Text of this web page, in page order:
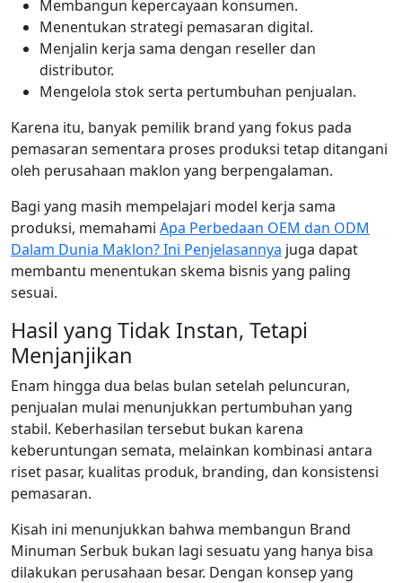
Membangun kepercayaan konsumen.
Menentukan strategi pemasaran digital.
Menjalin kerja sama dengan reseller dan
distributor.
Mengelola stok serta pertumbuhan penjualan.
Karena itu, banyak pemilik brand yang fokus pada
pemasaran sementara proses produksi tetap ditangani
oleh perusahaan maklon yang berpengalaman.
Bagi yang masih mempelajari model kerja sama
produksi, memahami Apa Perbedaan OEM dan ODM
Dalam Dunia Maklon? Ini Penjelasannya juga dapat
membantu menentukan skema bisnis yang paling
sesuai.
Hasil yang Tidak Instan, Tetapi
Menjanjikan
Enam hingga dua belas bulan setelah peluncuran,
penjualan mulai menunjukkan pertumbuhan yang
stabil. Keberhasilan tersebut bukan karena
keberuntungan semata, melainkan kombinasi antara
riset pasar, kualitas produk, branding, dan konsistensi
pemasaran.
Kisah ini menunjukkan bahwa membangun Brand
Minuman Serbuk bukan lagi sesuatu yang hanya bisa
dilakukan perusahaan besar. Dengan konsep yang